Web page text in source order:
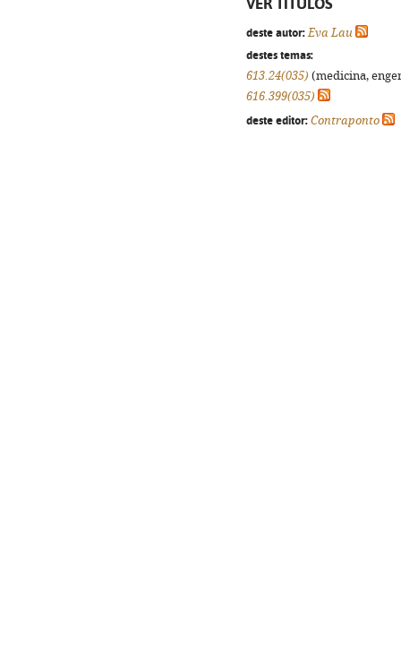
VER TÍTULOS
deste autor: Eva Lau
destes temas:
613.24(035) (medicina,
616.399(035)
deste editor: Contraponto